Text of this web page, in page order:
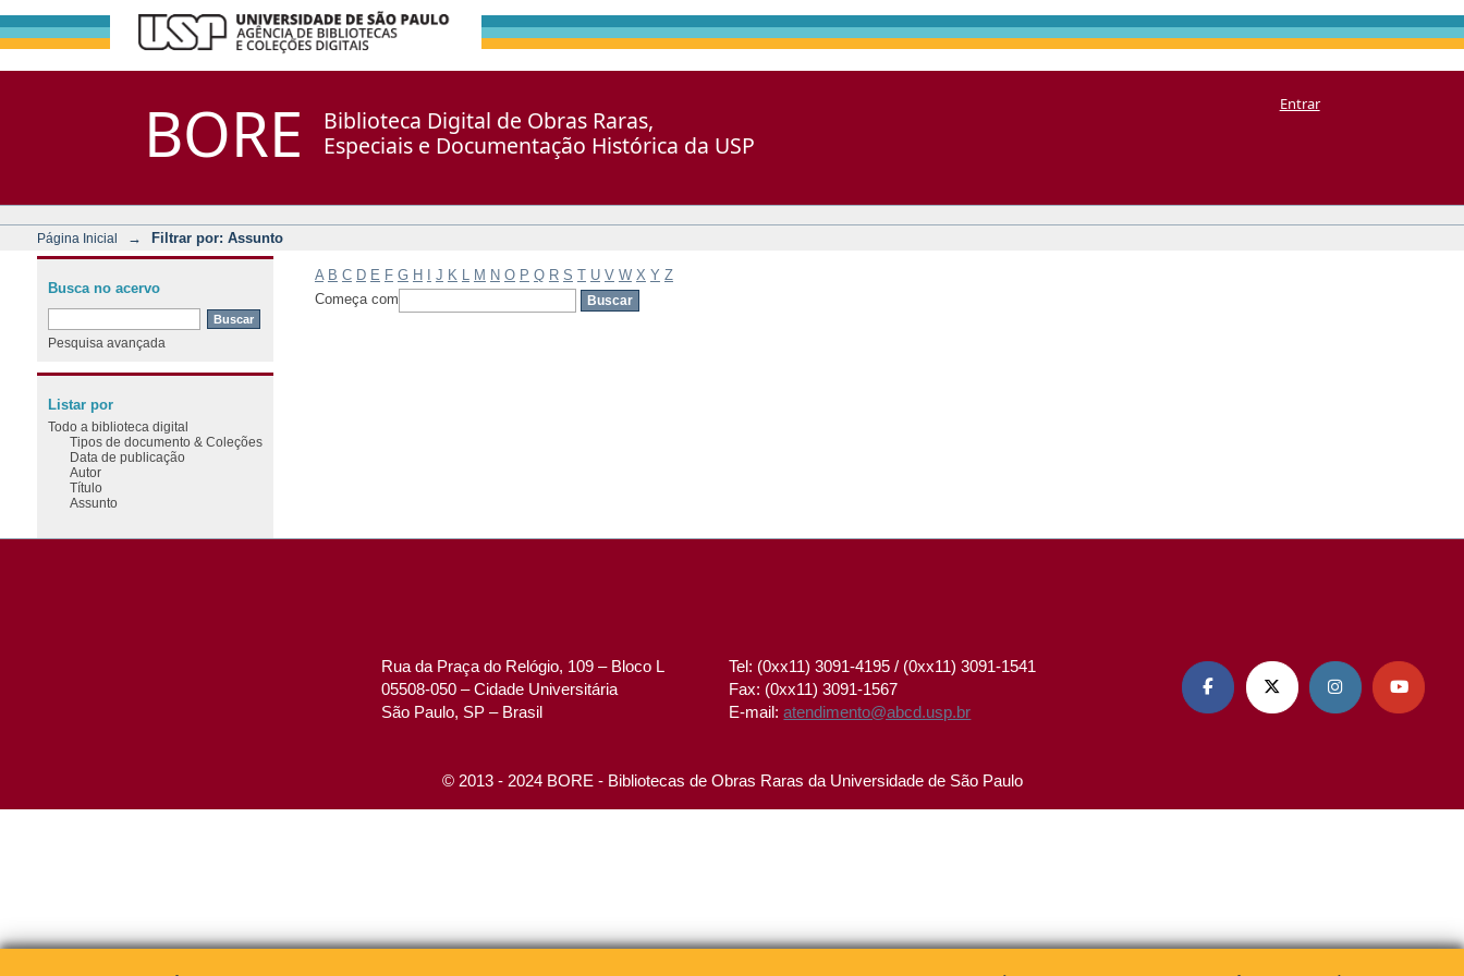
BORE
Biblioteca Digital de Obras Raras,
Especiais e Documentação Histórica da USP
Entrar
Página Inicial → Filtrar por: Assunto
A B C D E F G H J K M N O P Q R S T U V W X Y Z
Começa com
Busca no acervo
Pesquisa avançada
Listar por
Todo a biblioteca digital
Tipos de documento & Coleções
Data de publicação
Autor
Título
Assunto
Rua da Praça do Relógio, 109 – Bloco L
05508-050 – Cidade Universitária
São Paulo, SP – Brasil
Tel: (0xx11) 3091-4195 / (0xx11) 3091-1541
Fax: (0xx11) 3091-1567
E-mail:atendimento@abcd.usp.br
   
© 2013 - 2024 BORE - Bibliotecas de Obras Raras da Universidade de São Paulo